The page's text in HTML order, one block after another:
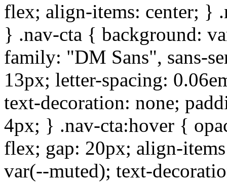
flex; align-items: center; }
} .nav-cta { background:
family: "DM Sans", sans-
13px; letter-spacing:
text-decoration: none;
4px; } .nav-cta:hover {
flex; gap: 20px; align-
var(--muted); text-